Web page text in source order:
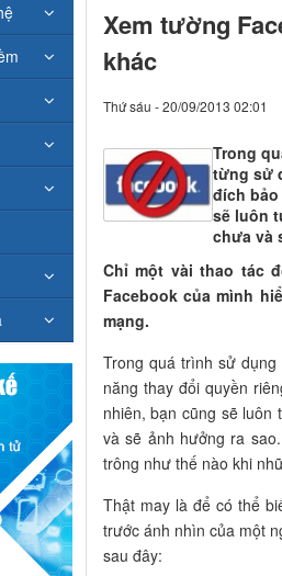
Xem tường
khác
Thứ sáu - 20/09/2013 02:01
Trong
từng sử
đích bảo
sẽ luôn
chưa và
Chỉ một vài thao tác
Facebook của mình
mạng.
Trong quá trình sử
năng thay đổi quyền
nhiên, bạn cũng sẽ
và sẽ ảnh hưởng ra
trông như thế nào khi
Thật may là để có thể
trước ánh nhìn của một
sau đây: